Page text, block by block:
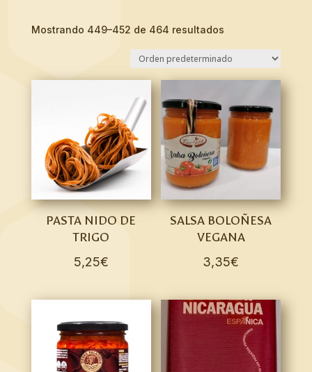
Mostrando 449–452 de 464 resultados
PASTA NIDO DE
TRIGO
5,25€
SALSA BOLOÑESA
VEGANA
3,35€